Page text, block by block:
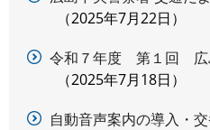
2025年7月22日
令和７年度 第１回 広
2025年7月18日
自動音声案内の導入・